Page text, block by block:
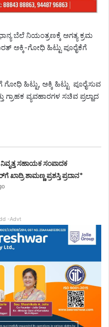
ಬೆಲೆ ನಿಯಂತ್ರಣಕ್ಕೆ ಅಗತ್ಯ ಕ್ರಮ
ಅಕ್ಕಿ-ಗೋಧಿ ಹಿಟ್ಟು ಪೂರೈಕೆಗೆ
ಹಿಟ್ಟು, ಅಕ್ಕಿ ಹಿಟ್ಟು ಪೂರೈಸುವ
ಗ್ರಾಹಕ ವ್ಯವಹಾರಗಳ ಸಚಿವ ಪ್ರಲ್ಹಾದ
ಸಹಾಯಕ ಸಂಪಾದಕ
ಶಾಮಣ್ಣ ಪ್ರಶಸ್ತಿ ಪ್ರದಾನ*
-Advt